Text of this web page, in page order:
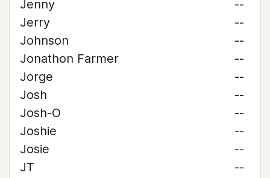
Jenny
--
Jerry
--
Johnson
--
Jonathon Farmer
--
Jorge
--
Josh
--
Josh-O
--
Joshie
--
Josie
--
JT
--